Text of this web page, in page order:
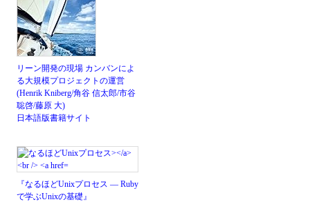
リーン開発の現場 カンバンによ
る大規模プロジェクトの運営
(Henrik Kniberg/角谷 信太郎/市谷
聡啓/藤原 大)
日本語版書籍サイト
『なるほどUnixプロセス ― Ruby
で学ぶUnixの基礎』